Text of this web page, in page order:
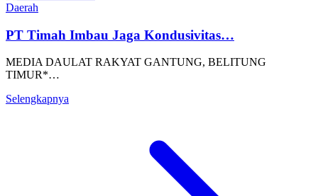
Daerah
PT Timah Imbau Jaga Kondusivitas…
MEDIA DAULAT RAKYAT GANTUNG, BELITUNG
TIMUR*…
Selengkapnya